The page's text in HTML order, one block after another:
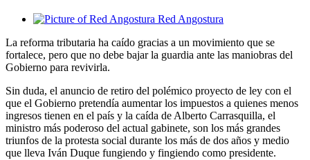
Red Angostura
La reforma tributaria ha caído gracias a un movimiento que se
fortalece, pero que no debe bajar la guardia ante las maniobras del
Gobierno para revivirla.
Sin duda, el anuncio de retiro del polémico proyecto de ley con el
que el Gobierno pretendía aumentar los impuestos a quienes menos
ingresos tienen en el país y la caída de Alberto Carrasquilla, el
ministro más poderoso del actual gabinete, son los más grandes
triunfos de la protesta social durante los más de dos años y medio
que lleva Iván Duque fungiendo y fingiendo como presidente.